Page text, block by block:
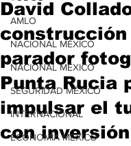
AMLO
NACIONAL MÉXICO
NACIONAL MÉXICO
SEGURIDAD MÉXICO
INTERNACIONAL
ECONOMÍA MÉXICO
David
construcción
parador
Punta Rucia
impulsar el
con